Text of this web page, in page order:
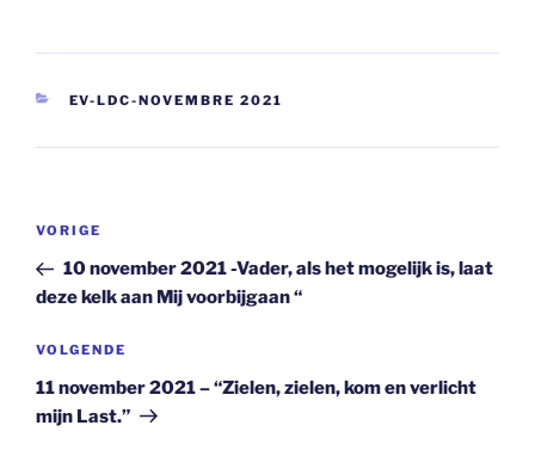
CATEGORIEËN
EV-LDC-NOVEMBRE 2021
Berichtnavigatie
Vorig
bericht
VORIGE
10 november 2021 -Vader, als het mogelijk is, laat
deze kelk aan Mij voorbijgaan “
Volgend
bericht
VOLGENDE
11 november 2021 – “Zielen, zielen, kom en verlicht
mijn Last.”